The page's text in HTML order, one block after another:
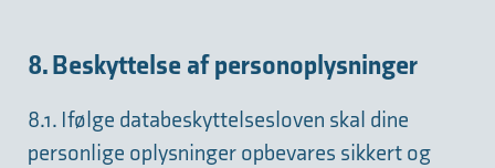
8. Beskyttelse af personoplysninger
8.1. Ifølge databeskyttelsesloven skal dine
personlige oplysninger opbevares sikkert og